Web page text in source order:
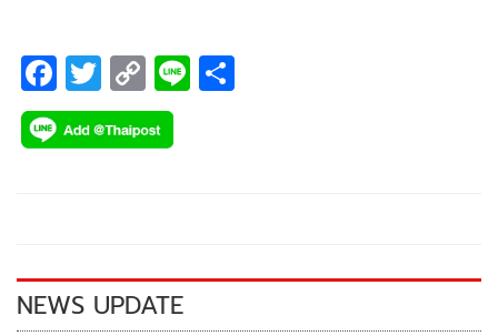
F
ac
e
k
T
wi
tt
C
o
p
k
Li
NEWS UPDATE